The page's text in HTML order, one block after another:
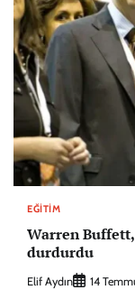
EĞITIM
Warren Buffett,
durdurdu
Elif Aydın 14